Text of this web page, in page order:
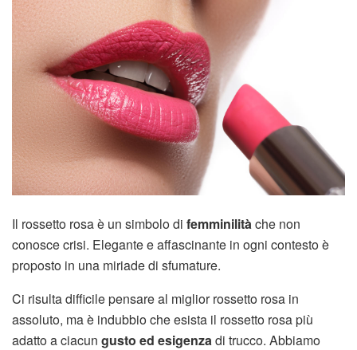
Il rossetto rosa è un simbolo di femminilità che non
conosce crisi. Elegante e affascinante in ogni contesto è
proposto in una miriade di sfumature.
Ci risulta difficile pensare al miglior rossetto rosa in
assoluto, ma è indubbio che esista il rossetto rosa più
adatto a ciacun gusto ed esigenza di trucco. Abbiamo